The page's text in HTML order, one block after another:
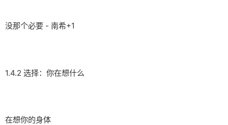
没那个必要 - 南希+1
1.4.2 选择：你在想什么
在想你的身体